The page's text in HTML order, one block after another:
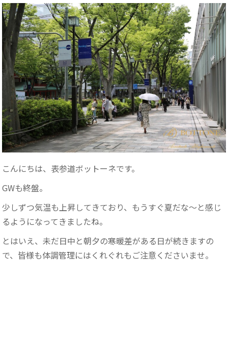
こんにちは、表参道ボットーネです。
GWも終盤。
少しずつ気温も上昇してきており、もうすぐ夏だな～と感じ
るようになってきましたね。
とはいえ、未だ日中と朝夕の寒暖差がある日が続きますの
で、皆様も体調管理にはくれぐれもご注意くださいませ。